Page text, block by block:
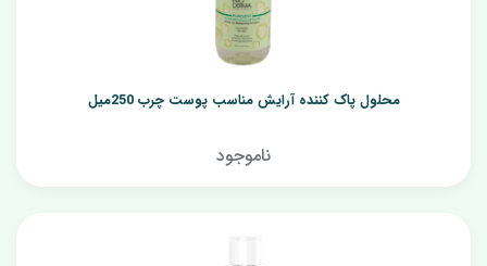
محلول پاک کننده آرایش مناسب پوست چرب 250میل
ناموجود